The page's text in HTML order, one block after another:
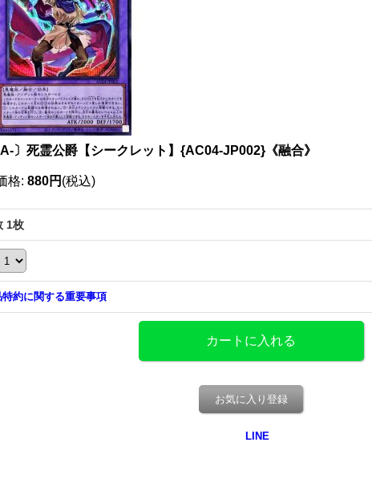
A-〕死霊公爵【シークレット】{AC04-JP002}《融合》
格: 880円 (税込)
1枚
特約に関する重要事項
お気に入り登録